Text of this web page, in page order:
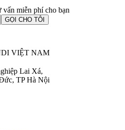
miễn phí cho bạn
GỌI CHO TÔI
VIỆT NAM
Lai Xá,
TP Hà Nội